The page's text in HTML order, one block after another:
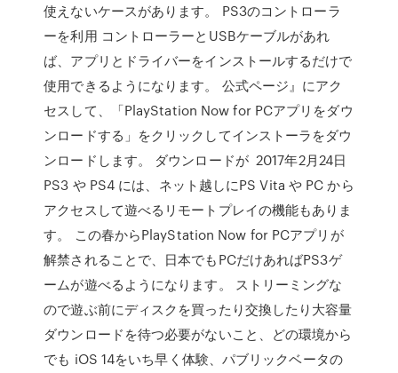
使えないケースがあります。 PS3のコントローラ
ーを利用 コントローラーとUSBケーブルがあれ
ば、アプリとドライバーをインストールするだけで
使用できるようになります。 公式ページ』にアク
セスして、「PlayStation Now for PCアプリをダウ
ンロードする」をクリックしてインストーラをダウ
ンロードします。 ダウンロードが 2017年2月24日
PS3 や PS4 には、ネット越しにPS Vita や PC から
アクセスして遊べるリモートプレイの機能もありま
す。 この春からPlayStation Now for PCアプリが
解禁されることで、日本でもPCだけあればPS3ゲ
ームが遊べるようになります。 ストリーミングな
ので遊ぶ前にディスクを買ったり交換したり大容量
ダウンロードを待つ必要がないこと、どの環境から
でも iOS 14をいち早く体験、パブリックベータの